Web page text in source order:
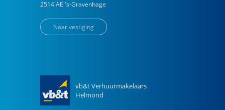
2514 AE 's-Gravenhage
Naar vestiging
vb&t Verhuurmakelaars
Helmond